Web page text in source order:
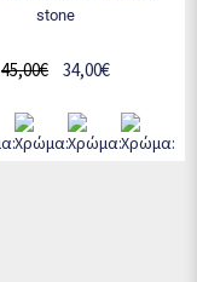
stone
34,00€
45,00€